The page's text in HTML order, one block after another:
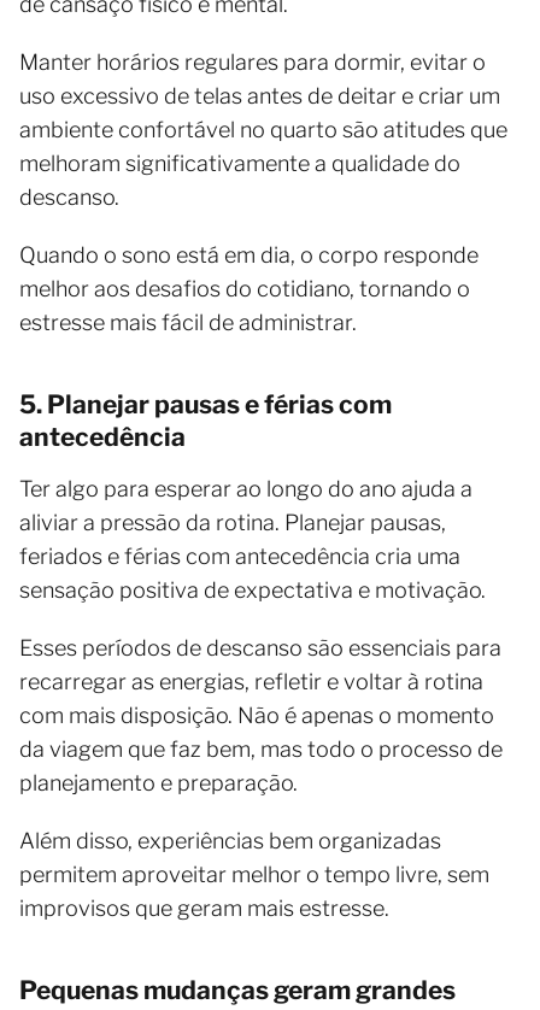
Manter horários regulares para dormir, evitar o
uso excessivo de telas antes de deitar e criar um
ambiente confortável no quarto são atitudes que
melhoram significativamente a qualidade do
descanso.
Quando o sono está em dia, o corpo responde
melhor aos desafios do cotidiano, tornando o
estresse mais fácil de administrar.
5. Planejar pausas e férias com
antecedência
Ter algo para esperar ao longo do ano ajuda a
aliviar a pressão da rotina. Planejar pausas,
feriados e férias com antecedência cria uma
sensação positiva de expectativa e motivação.
Esses períodos de descanso são essenciais para
recarregar as energias, refletir e voltar à rotina
com mais disposição. Não é apenas o momento
da viagem que faz bem, mas todo o processo de
planejamento e preparação.
Além disso, experiências bem organizadas
permitem aproveitar melhor o tempo livre, sem
improvisos que geram mais estresse.
Pequenas mudanças geram grandes